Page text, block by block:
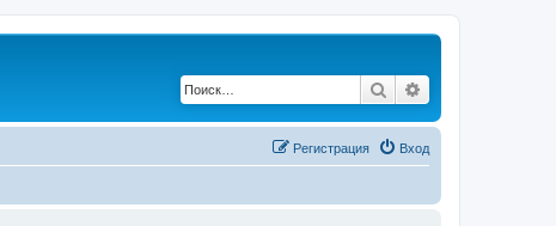
Поиск
Вход
Регистрация